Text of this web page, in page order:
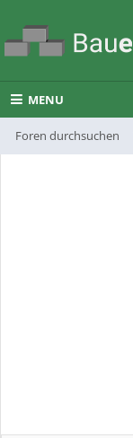
MENU
Foren durchsuchen